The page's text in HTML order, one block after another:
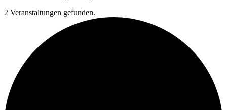
2 Veranstaltungen gefunden.